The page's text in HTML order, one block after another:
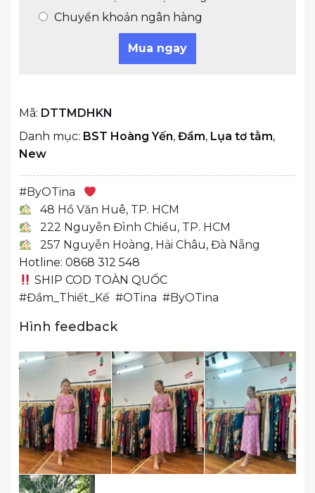
Chuyển khoản ngân hàng
Mua ngay
Mã: DTTMDHKN
Danh mục: BST Hoàng Yến, Đầm, Lụa tơ tằm,
New
#ByOTina
48 Hồ Văn Huê, TP. HCM
222 Nguyễn Đình Chiểu, TP. HCM
257 Nguyễn Hoàng, Hải Châu, Đà Nẵng
Hotline: 0868 312 548
SHIP COD TOÀN QUỐC
#Đầm_Thiết_Kế #OTina #ByOTina
Hình feedback